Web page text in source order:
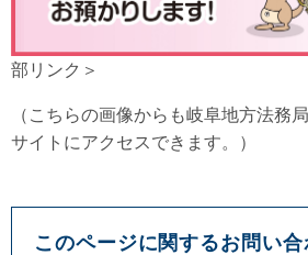
部リンク＞
（こちらの画像からも岐阜地方法務
サイトにアクセスできます。）
このページに関するお問い